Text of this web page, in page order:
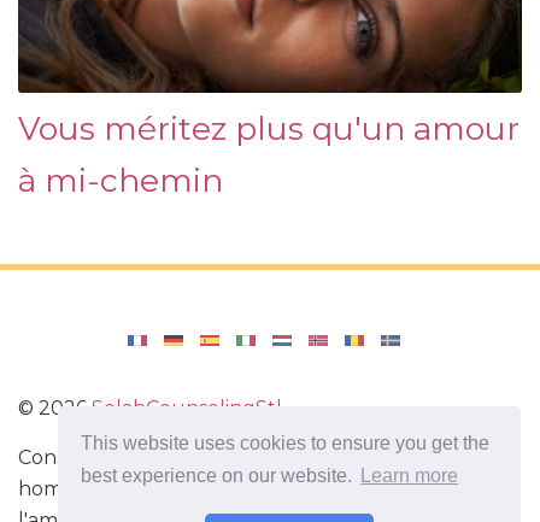
This website uses cookies to ensure you get the
best experience on our website.
Learn more
Vous méritez plus qu'un amour
à mi-chemin
© 2026 SelahCounselingStl
Conseils utiles pour améliorer la relation entre un
homme et une femme. Informations utiles sur